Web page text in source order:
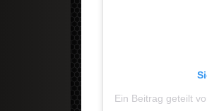
Ein Beitrag geteilt